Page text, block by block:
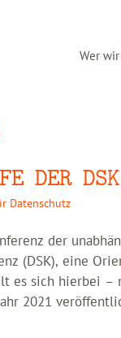
Wer wir
DER
Datenschutz
der
(DSK), eine
es sich hierbei
2021